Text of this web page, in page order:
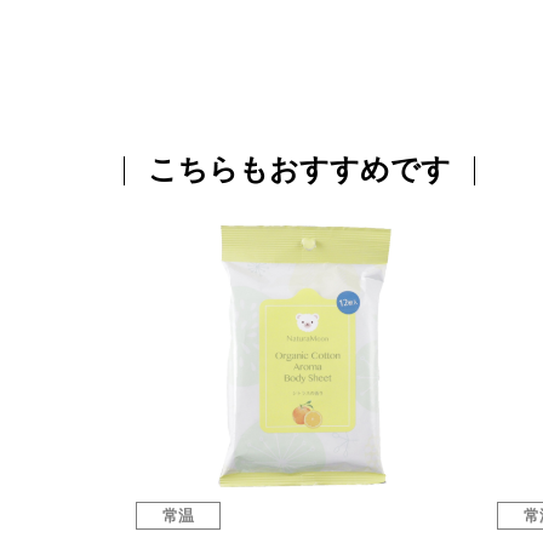
こちらもおすすめです
常温 常